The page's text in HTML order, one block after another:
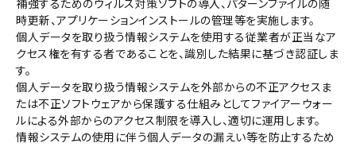
キーワード
価格から探す
補強するためのウィルス対策ソフトの導入、パターンファイルの随
時更新、アプリケーションインストールの管理等を実施します。
個人データを取り扱う情報システムを使用する従業者が正当なア
クセス権を有する者であることを、識別した結果に基づき認証しま
す。
個人データを取り扱う情報システムを外部からの不正アクセスま
たは不正ソフトウェアから保護する仕組みとしてファイアーウォー
ルによる外部からのアクセス制限を導入し、適切に運用します。
情報システムの使用に伴う個人データの漏えい等を防止するため